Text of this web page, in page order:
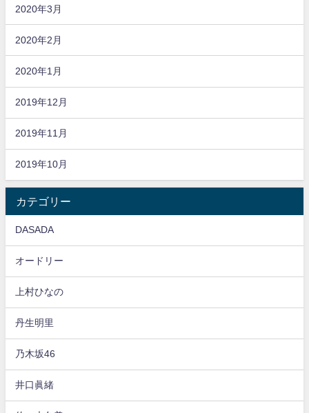
2020年3月
2020年2月
2020年1月
2019年12月
2019年11月
2019年10月
カテゴリー
DASADA
オードリー
上村ひなの
丹生明里
乃木坂46
井口眞緒